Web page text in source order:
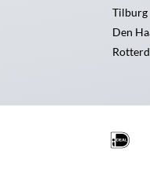
Tilburg
Den